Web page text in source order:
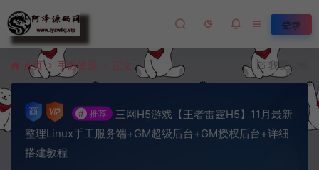
登录
首页 手游资源 正文 我要投稿
# 推荐
三网H5游戏【王者雷霆H5】11月最新
整理Linux手工服务端+GM超级后台+GM授权后台+详细
搭建教程